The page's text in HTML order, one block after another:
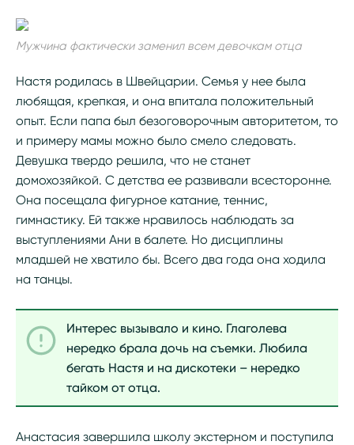
Мужчина фактически заменил всем девочкам отца
Настя родилась в Швейцарии. Семья у нее была
любящая, крепкая, и она впитала положительный
опыт. Если папа был безоговорочным авторитетом, то
и примеру мамы можно было смело следовать.
Девушка твердо решила, что не станет
домохозяйкой. С детства ее развивали всесторонне.
Она посещала фигурное катание, теннис,
гимнастику. Ей также нравилось наблюдать за
выступлениями Ани в балете. Но дисциплины
младшей не хватило бы. Всего два года она ходила
на танцы.
Интерес вызывало и кино. Глаголева
нередко брала дочь на съемки. Любила
бегать Настя и на дискотеки – нередко
тайком от отца.
Анастасия завершила школу экстерном и поступила